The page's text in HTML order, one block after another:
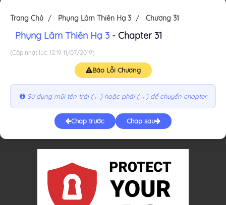
Trang Chủ Phụng Lâm Thiên Hạ 3 Chương 31
Phụng Lâm Thiên Hạ 3 - Chapter 31
(Cập nhật lúc: 12:19 11/07/2019)
Báo Lỗi Chương
Sử dụng mũi tên trái (←) hoặc phải (→) để chuyển chapter
Chap trước Chap sau